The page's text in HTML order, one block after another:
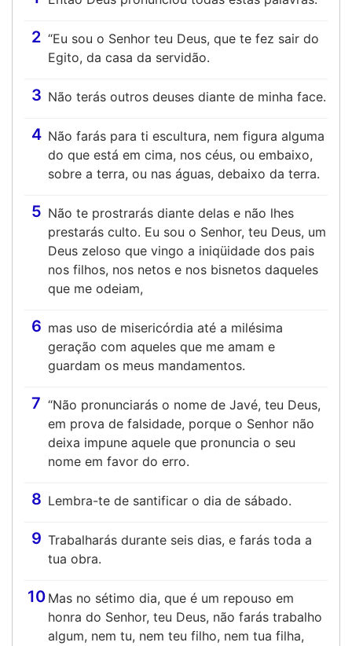
2 “Eu sou o Senhor teu Deus, que te fez sair do
Egito, da casa da servidão.
3 Não terás outros deuses diante de minha face.
4 Não farás para ti escultura, nem figura alguma
do que está em cima, nos céus, ou embaixo,
sobre a terra, ou nas águas, debaixo da terra.
5 Não te prostrarás diante delas e não lhes
prestarás culto. Eu sou o Senhor, teu Deus, um
Deus zeloso que vingo a iniqüidade dos pais
nos filhos, nos netos e nos bisnetos daqueles
que me odeiam,
6 mas uso de misericórdia até a milésima
geração com aqueles que me amam e
guardam os meus mandamentos.
7 “Não pronunciarás o nome de Javé, teu Deus,
em prova de falsidade, porque o Senhor não
deixa impune aquele que pronuncia o seu
nome em favor do erro.
8 Lembra-te de santificar o dia de sábado.
9 Trabalharás durante seis dias, e farás toda a
tua obra.
10 Mas no sétimo dia, que é um repouso em
honra do Senhor, teu Deus, não farás trabalho
algum, nem tu, nem teu filho, nem tua filha,